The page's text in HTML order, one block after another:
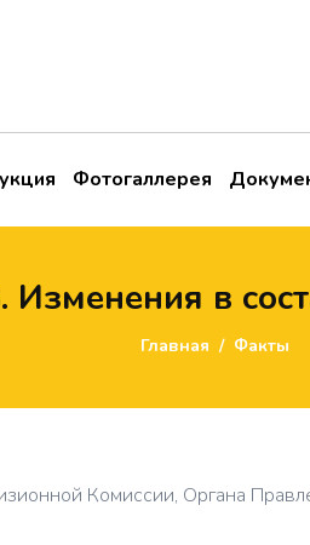
Фотогаллерея
в
Главная Факты
Комиссии, Органа